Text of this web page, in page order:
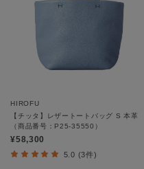
HIROFU
【チッタ】レザートートバッグ S 本革
（商品番号：P25‐35550）
¥58,300
5.0 (3件)